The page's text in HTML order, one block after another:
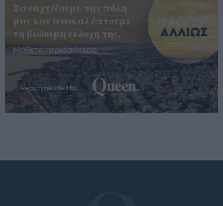
Ξαναχτίζουμε την πόλη
μας και ανακαλύπτουμε
τη βιώσιμη εκδοχή της.
Μάθετε περισσότερα
Recommended by